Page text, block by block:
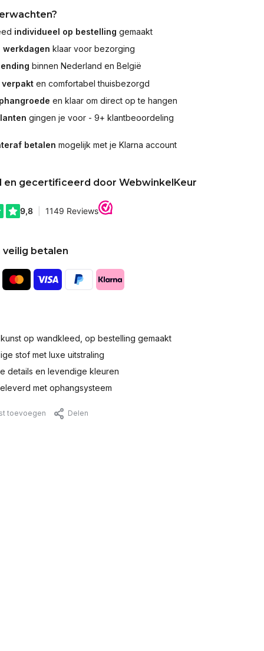
individueel op bestelling gemaakt
werkdagen klaar voor bezorging
binnen Nederland en België
en comfortabel thuisbezorgd
en klaar om direct op te hangen
gingen je voor - 9+ klantbeoordeling
betalen mogelijk met je Klarna account
en gecertificeerd door WebwinkelKeur
veilig betalen
op wandkleed, op bestelling gemaakt
stof met luxe uitstraling
details en levendige kleuren
met ophangsysteem
toevoegen Delen